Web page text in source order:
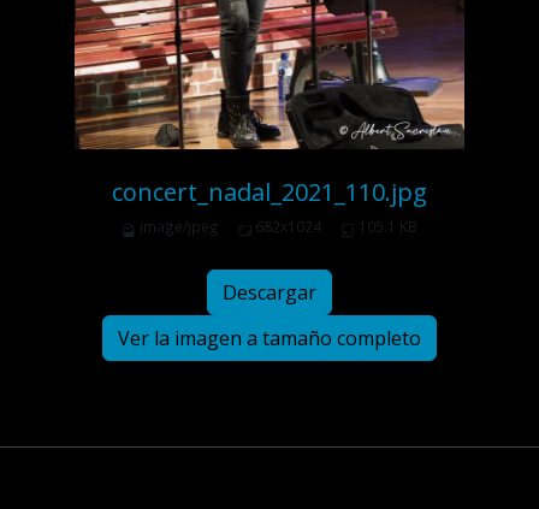
concert_nadal_2021_110.jpg
image/jpeg 682x1024 105.1 KB
Descargar
Ver la imagen a tamaño completo